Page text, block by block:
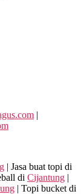
|
| Jasa buat topi di
di Cijantung |
| Topi bucket di